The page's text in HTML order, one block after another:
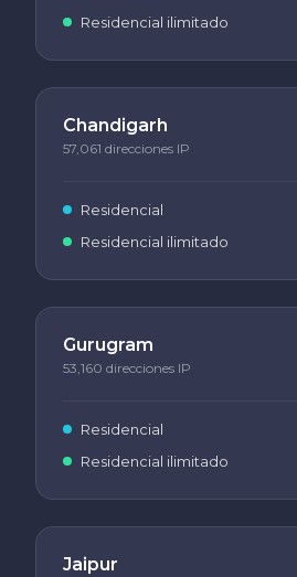
Residencial ilimitado
Chandigarh
57,061 direcciones IP
Residencial
Residencial ilimitado
Gurugram
53,160 direcciones IP
Residencial
Residencial ilimitado
Jaipur